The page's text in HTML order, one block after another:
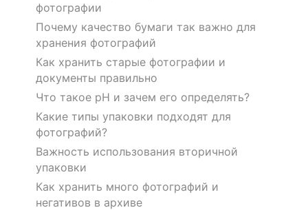
фотографии
Почему качество бумаги так важно для
хранения фотографий
Как хранить старые фотографии и
документы правильно
Что такое pH и зачем его определять?
Какие типы упаковки подходят для
фотографий?
Важность использования вторичной
упаковки
Как хранить много фотографий и
негативов в архиве